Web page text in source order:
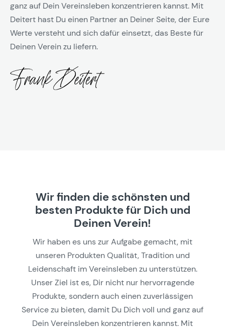
ganz auf Dein Vereinsleben konzentrieren kannst. Mit
Deitert hast Du einen Partner an Deiner Seite, der Eure
Werte versteht und sich dafür einsetzt, das Beste für
Deinen Verein zu liefern.
Wir finden die schönsten und
besten Produkte für Dich und
Deinen Verein!
Wir haben es uns zur Aufgabe gemacht, mit
unseren Produkten Qualität, Tradition und
Leidenschaft im Vereinsleben zu unterstützen.
Unser Ziel ist es, Dir nicht nur hervorragende
Produkte, sondern auch einen zuverlässigen
Service zu bieten, damit Du Dich voll und ganz auf
Dein Vereinsleben konzentrieren kannst. Mit